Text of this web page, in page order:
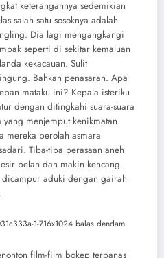
keterangannya sedemikian
salah satu sosoknya adalah
Dia lagi mengangkangi
seperti di sekitar kemaluan
kekacauan. Sulit
Bahkan penasaran. Apa
mataku ini? Kepala isteriku
dengan ditingkahi suara-suara
menjemput kenikmatan
mereka berolah asmara
Tiba-tiba perasaan aneh
pelan dan makin kencang.
dicampur aduki dengan gairah
film-film bokep terpanas